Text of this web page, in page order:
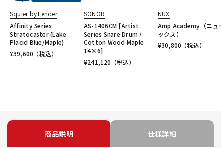
Squier by Fender
Affinity Series
Stratocaster (Lake
Placid Blue/Maple)
¥39,600 （税込）
SONOR
AS-1406CM [Artist
Series Snare Drum /
Cotton Wood Maple
14×6]
¥241,120 （税込）
NUX
Amp Academy（ニュ
ックス）
¥30,800 （税込）
商品説明 仕様詳細